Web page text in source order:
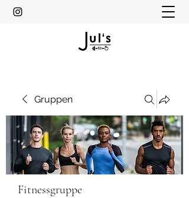
Gruppen
Fitnessgruppe